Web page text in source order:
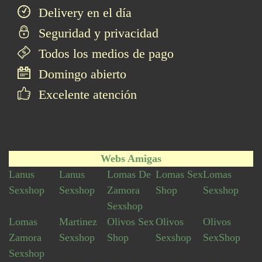
Delivery en el día
Seguridad y privacidad
Todos los medios de pago
Domingo abierto
Excelente atención
Webs Amigas
Lanus
Sexshop
Lanus
Sexshop
Lomas De
Zamora
Sexshop
Lomas Sex
Shop
Lomas
Sexshop
Lomas
Zamora
Sexshop
Martinez
Sexshop
Olivos Sex
Shop
Olivos
Sexshop
Olivos
SexShop